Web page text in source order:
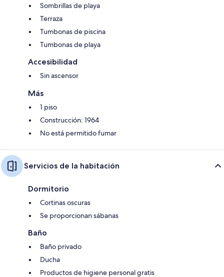
Sombrillas de playa
Terraza
Tumbonas de piscina
Tumbonas de playa
Accesibilidad
Sin ascensor
Más
1 piso
Construcción: 1964
No está permitido fumar
Servicios de la habitación
Dormitorio
Cortinas oscuras
Se proporcionan sábanas
Baño
Baño privado
Ducha
Productos de higiene personal gratis